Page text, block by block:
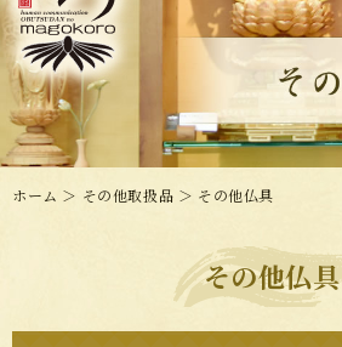
ホーム ＞ その他取扱品 ＞ その他仏具
その他仏具